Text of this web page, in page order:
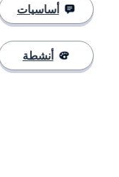
أساسيات
أنشطة